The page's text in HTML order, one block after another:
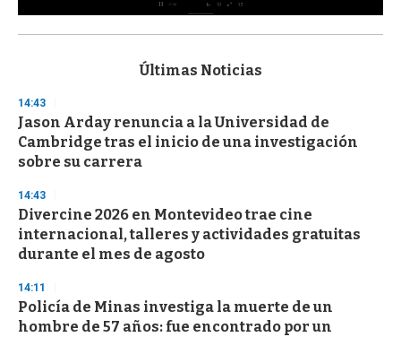
s
d
s
o
f
3
s
e
c
o
n
s
Últimas Noticias
14:43
Jason Arday renuncia a la Universidad de
Cambridge tras el inicio de una investigación
sobre su carrera
14:43
Divercine 2026 en Montevideo trae cine
internacional, talleres y actividades gratuitas
durante el mes de agosto
14:11
Policía de Minas investiga la muerte de un
hombre de 57 años: fue encontrado por un